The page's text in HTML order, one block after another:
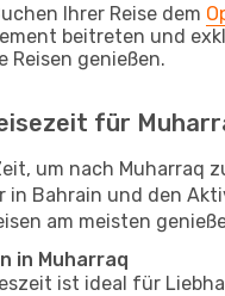
Ihrer Reise dem
beitreten und
Reisen genießen.
für
um nach Muharraq
in Bahrain und den
am meisten
in Muharraq
ist ideal für